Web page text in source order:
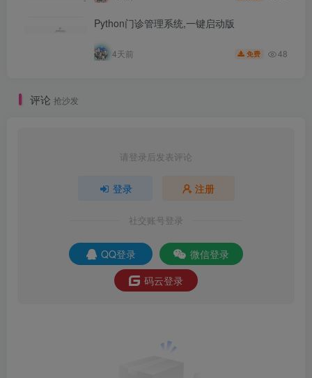
Python门诊管理系统,一键启动版
4天前 免费 48
评论 抢沙发
请登录后发表评论
登录 注册
社交账号登录
QQ登录
微信登录
码云登录